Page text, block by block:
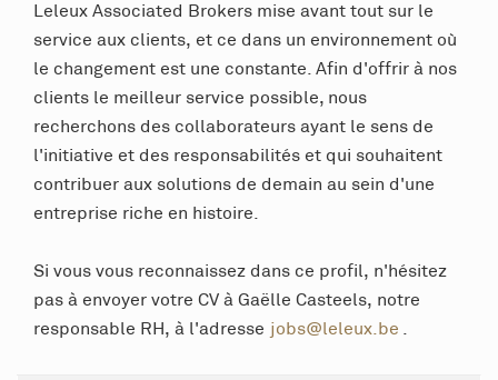
Leleux Associated Brokers mise avant tout sur le
service aux clients, et ce dans un environnement où
le changement est une constante. Afin d'offrir à nos
clients le meilleur service possible, nous
recherchons des collaborateurs ayant le sens de
l'initiative et des responsabilités et qui souhaitent
contribuer aux solutions de demain au sein d'une
entreprise riche en histoire.
Si vous vous reconnaissez dans ce profil, n'hésitez
pas à envoyer votre CV à Gaëlle Casteels, notre
responsable RH, à l'adresse jobs@leleux.be .